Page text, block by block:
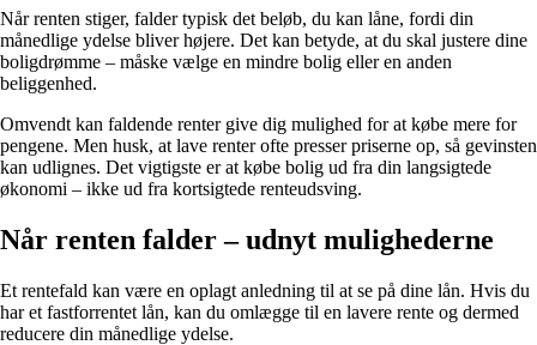
Når renten stiger, falder typisk det beløb, du kan låne, fordi din
månedlige ydelse bliver højere. Det kan betyde, at du skal justere dine
boligdrømme – måske vælge en mindre bolig eller en anden
beliggenhed.
Omvendt kan faldende renter give dig mulighed for at købe mere for
pengene. Men husk, at lave renter ofte presser priserne op, så gevinsten
kan udlignes. Det vigtigste er at købe bolig ud fra din langsigtede
økonomi – ikke ud fra kortsigtede renteudsving.
Når renten falder – udnyt mulighederne
Et rentefald kan være en oplagt anledning til at se på dine lån. Hvis du
har et fastforrentet lån, kan du omlægge til en lavere rente og dermed
reducere din månedlige ydelse.